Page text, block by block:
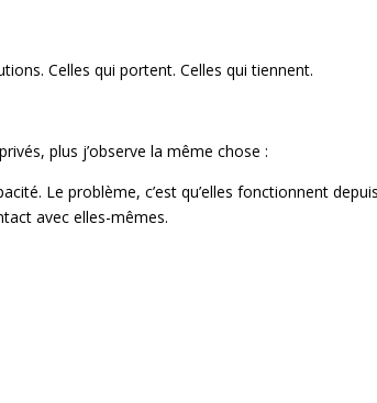
Celles qui portent. Celles qui tiennent.
plus j’observe la même chose :
Le problème, c’est qu’elles fonctionnent depuis
avec elles-mêmes.